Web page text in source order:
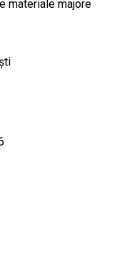
materiale majore